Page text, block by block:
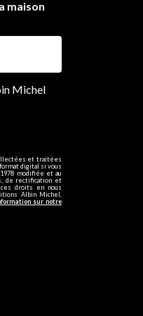
maison
Michel
et traitées
digital si vous
modifiée et au
de rectification et
ces droits en nous
Albin Michel,
sur notre